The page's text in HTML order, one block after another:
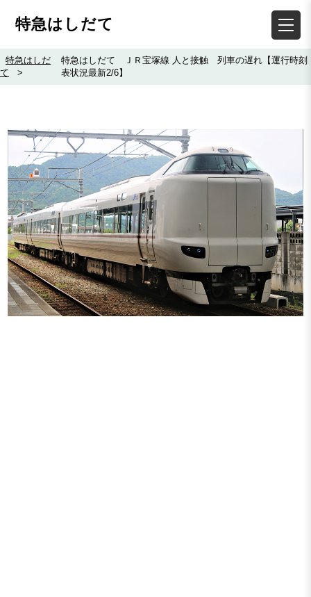
特急はしだて
特急はしだ
て
>
特急はしだて ＪＲ宝塚線 人と接触 列車の遅れ【運行時刻
表状況最新2/6】